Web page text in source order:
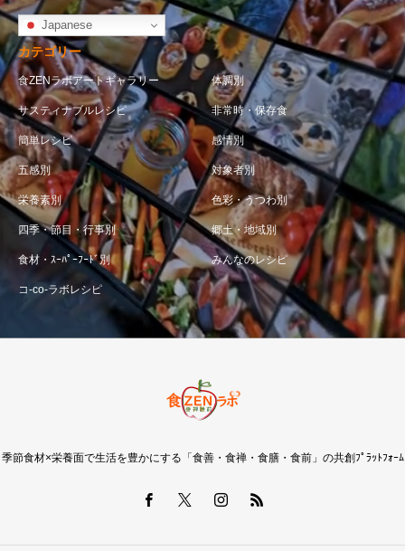
Japanese
カテゴリー
食ZENラボアートギャラリー 体調別
サスティナブルレシピ 非常時・保存食
簡単レシピ 感情別
五感別 対象者別
栄養素別 色彩・うつわ別
四季・節目・行事別 郷土・地域別
食材・ｽｰﾊﾟｰﾌｰﾄﾞ別 みんなのレシピ
コ-co-ラボレシピ
季節食材×栄養面で生活を豊かにする「食善・食禅・食膳・食前」の共創ﾌﾟﾗｯﾄﾌｫｰﾑ